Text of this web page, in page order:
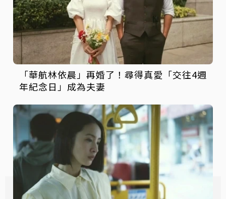
「華航林依晨」再婚了！尋得真愛「交往4週
年紀念日」成為夫妻